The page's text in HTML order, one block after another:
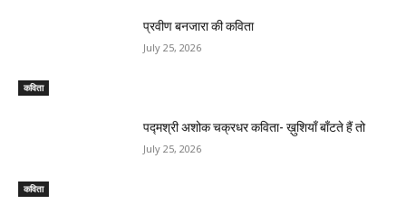
कविता
प्रवीण बनजारा की कविता
July 25, 2026
कविता
पद्मश्री अशोक चक्रधर कविता- ख़ुशियाँ बाँटते हैं तो
July 25, 2026